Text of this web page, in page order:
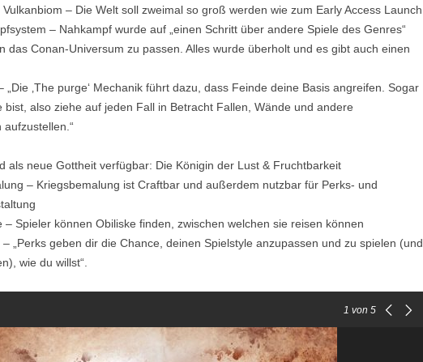
– Die Welt soll zweimal so groß werden wie zum Early Access Launch
– Nahkampf wurde auf „einen Schritt über andere Spiele des Genres“
das Conan-Universum zu passen. Alles wurde überholt und es gibt auch einen
„Die ‚The purge‘ Mechanik führt dazu, dass Feinde deine Basis angreifen. Sogar
bist, also ziehe auf jeden Fall in Betracht Fallen, Wände und andere
als neue Gottheit verfügbar: Die Königin der Lust & Fruchtbarkeit
– Kriegsbemalung ist Craftbar und außerdem nutzbar für Perks- und
– Spieler können Obiliske finden, zwischen welchen sie reisen können
– „Perks geben dir die Chance, deinen Spielstyle anzupassen und zu spielen (und
wie du willst“.
1 von 5